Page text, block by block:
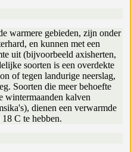
warmere gebieden, zijn onder
en kunnen met een
uit (bijvoorbeeld axisherten,
soorten is een overdekte
of tegen landurige neerslag,
Soorten die meer behoefte
wintermaanden kalven
dienen een verwarmde
C te hebben.